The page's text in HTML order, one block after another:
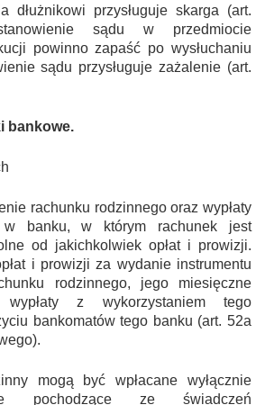
dłużnikowi przysługuje skarga (art.
sądu w przedmiocie
powinno zapaść po wysłuchaniu
sądu przysługuje zażalenie (art.
bankowe.
rachunku rodzinnego oraz wypłaty
banku, w którym rachunek jest
od jakichkolwiek opłat i prowizji.
i prowizji za wydanie instrumentu
rodzinnego, jego miesięczne
z wykorzystaniem tego
bankomatów tego banku (art. 52a
mogą być wpłacane wyłącznie
pochodzące ze świadczeń